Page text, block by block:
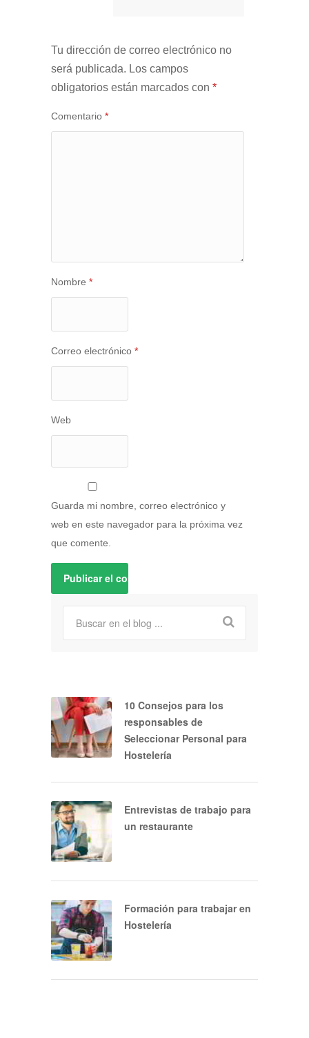
Tu dirección de correo electrónico no
será publicada. Los campos
obligatorios están marcados con *
Comentario *
Nombre *
Correo electrónico *
Web
Guarda mi nombre, correo electrónico y
web en este navegador para la próxima vez
que comente.
10 Consejos para los
responsables de
Seleccionar Personal para
Hostelería
Entrevistas de trabajo para
un restaurante
Formación para trabajar en
Hostelería